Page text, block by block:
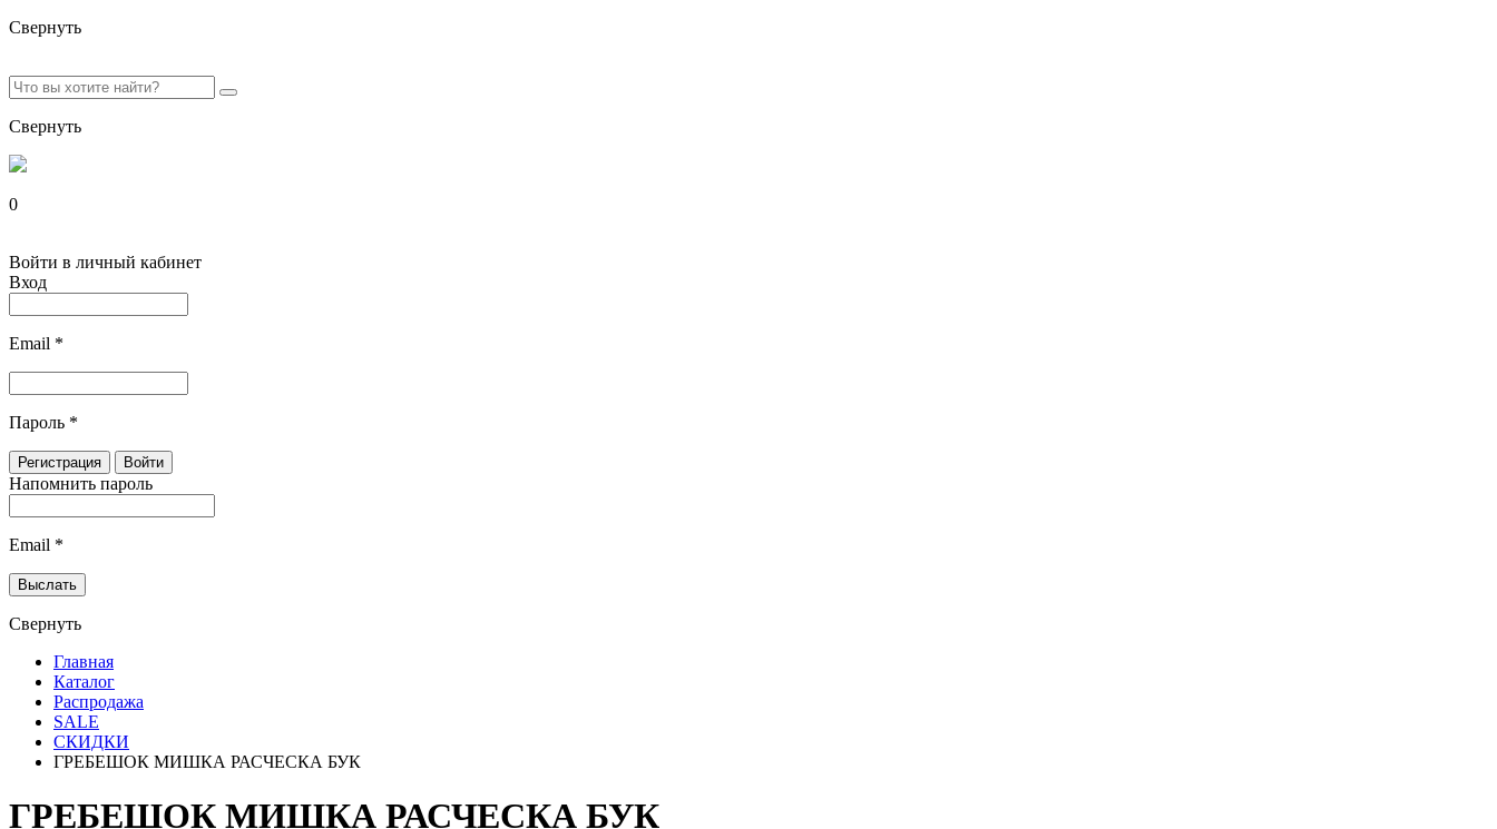
Свернуть
Свернуть
0
Войти в личный кабинет
Вход
Email *
Пароль *
Напомнить пароль
Email *
Свернуть
Главная
Каталог
Распродажа
SALE
СКИДКИ
ГРЕБЕШОК МИШКА РАСЧЕСКА БУК
ГРЕБЕШОК МИШКА РАСЧЕСКА БУК